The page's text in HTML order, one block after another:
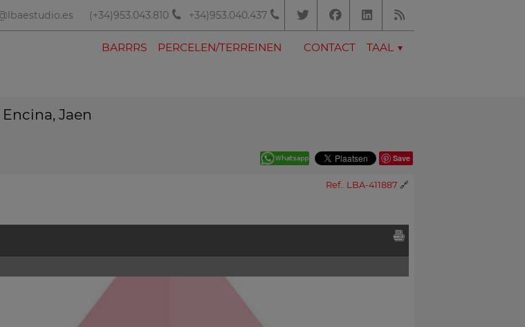
(+34)953.043.810 +34)953.040.437
BARRRS PERCELEN/TERREINEN CONTACT TAAL
Jaen
Save
Ref.. LBA-411887 🔗